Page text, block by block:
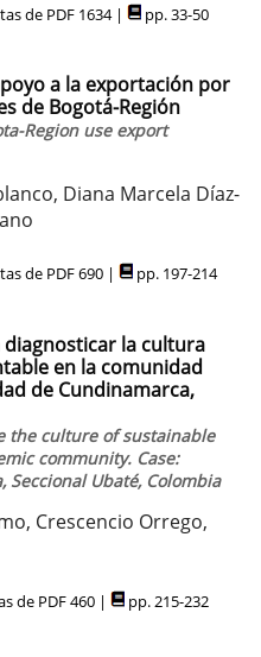
de PDF 1634 | pp. 33-50
a la exportación por
de Bogotá-Región
Region use export
Diana Marcela Díaz-
de PDF 690 | pp. 197-214
la cultura
en la comunidad
de Cundinamarca,
the culture of sustainable
community. Case:
Ubaté, Colombia
Crescencio Orrego,
de PDF 460 | pp. 215-232